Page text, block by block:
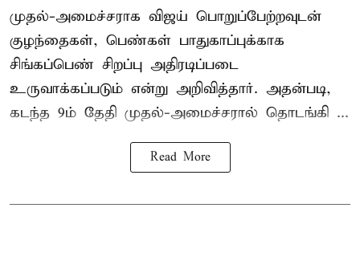
முதல்-அமைச்சராக விஜய் பொறுப்பேற்றவுடன்
குழந்தைகள், பெண்கள் பாதுகாப்புக்காக
சிங்கப்பெண் சிறப்பு அதிரடிப்படை
உருவாக்கப்படும் என்று அறிவித்தார். அதன்படி,
கடந்த 9ம் தேதி முதல்-அமைச்சரால் தொடங்கி ...
Read More